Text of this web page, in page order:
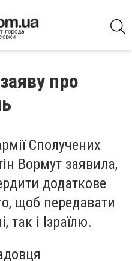
про
Сполучених
Вормут заявила,
додаткове
щоб передавати
так і Ізраїлю.